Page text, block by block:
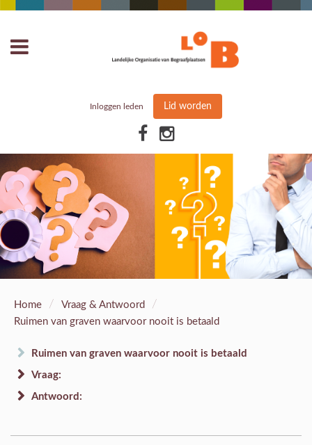
Inloggen leden Lid worden
Home / Vraag & Antwoord /
Ruimen van graven waarvoor nooit is betaald
Ruimen van graven waarvoor nooit is betaald
Vraag:
Antwoord: